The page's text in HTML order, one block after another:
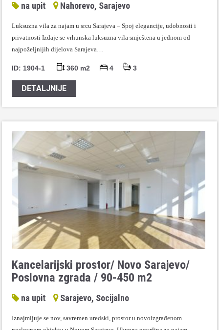
na upit Nahorevo, Sarajevo
Luksuzna vila za najam u srcu Sarajeva – Spoj elegancije, udobnosti i
privatnosti Izdaje se vrhunska luksuzna vila smještena u jednom od
najpoželjnijih dijelova Sarajeva…
ID: 1904-1 360 m2 4 3
DETALJNIJE
Kancelarijski prostor/ Novo Sarajevo/
Poslovna zgrada / 90-450 m2
na upit Sarajevo, Socijalno
Iznajmljuje se nov, savremen uredski, prostor u novoizgrađenom